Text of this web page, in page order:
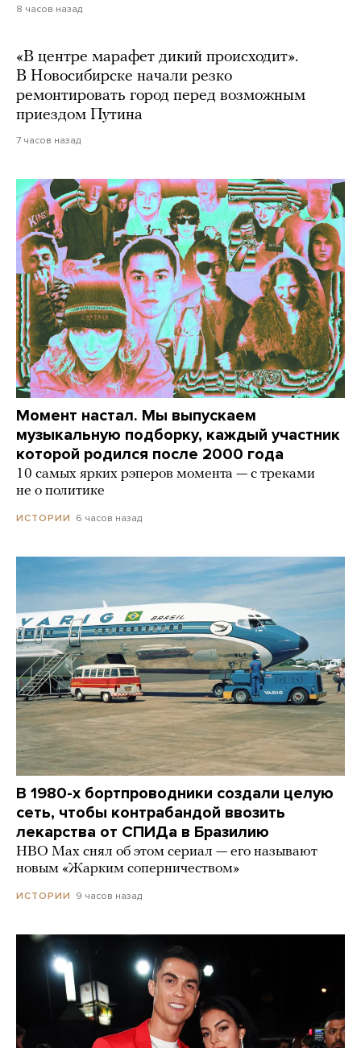
8 часов назад
«В центре марафет дикий происходит».
В Новосибирске начали резко
ремонтировать город перед возможным
приездом Путина
7 часов назад
Момент настал. Мы выпускаем
музыкальную подборку, каждый участник
которой родился после 2000 года
10 самых ярких рэперов момента — с треками
не о политике
ИСТОРИИ 6 часов назад
В 1980-х бортпроводники создали целую
сеть, чтобы контрабандой ввозить
лекарства от СПИДа в Бразилию
HBO Max снял об этом сериал — его называют
новым «Жарким соперничеством»
ИСТОРИИ 9 часов назад